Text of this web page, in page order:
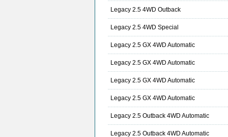
Legacy 2.5 4WD Outback
Legacy 2.5 4WD Special
Legacy 2.5 GX 4WD Automatic
Legacy 2.5 GX 4WD Automatic
Legacy 2.5 GX 4WD Automatic
Legacy 2.5 GX 4WD Automatic
Legacy 2.5 Outback 4WD Automatic
Legacy 2.5 Outback 4WD Automatic